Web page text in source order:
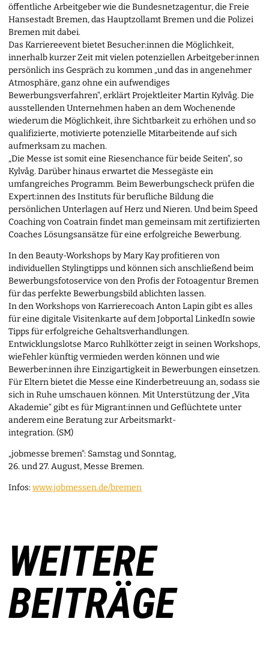
öffentliche Arbeitgeber wie die Bundesnetzagentur, die Freie
Hansestadt Bremen, das Hauptzollamt Bremen und die Polizei
Bremen mit dabei.
Das Karriereevent bietet Besucher:innen die Möglichkeit,
innerhalb kurzer Zeit mit vielen potenziellen Arbeitgeber:innen
persönlich ins Gespräch zu kommen „und das in angenehmer
Atmosphäre, ganz ohne ein aufwendiges
Bewerbungsverfahren“, erklärt Projektleiter Martin Kylvåg. Die
ausstellenden Unternehmen haben an dem Wochenende
wiederum die Möglichkeit, ihre Sichtbarkeit zu erhöhen und so
qualifizierte, motivierte potenzielle Mitarbeitende auf sich
aufmerksam zu machen.
„Die Messe ist somit eine Riesenchance für beide Seiten“, so
Kylvåg. Darüber hinaus erwartet die Messegäste ein
umfangreiches Programm. Beim Bewerbungscheck prüfen die
Expert:innen des Instituts für berufliche Bildung die
persönlichen Unterlagen auf Herz und Nieren. Und beim Speed
Coaching von Coatrain findet man gemeinsam mit zertifizierten
Coaches Lösungsansätze für eine erfolgreiche Bewerbung.
In den Beauty-Workshops by Mary Kay profitieren von
individuellen Stylingtipps und können sich anschließend beim
Bewerbungsfotoservice von den Profis der Fotoagentur Bremen
für das perfekte Bewerbungsbild ablichten lassen.
In den Workshops von Karrierecoach Anton Lapin gibt es alles
für eine digitale Visitenkarte auf dem Jobportal LinkedIn sowie
Tipps für erfolgreiche Gehaltsverhandlungen.
Entwicklungslotse Marco Ruhlkötter zeigt in seinen Workshops,
wieFehler künftig vermieden werden können und wie
Bewerber:innen ihre Einzigartigkeit in Bewerbungen einsetzen.
Für Eltern bietet die Messe eine Kinderbetreuung an, sodass sie
sich in Ruhe umschauen können. Mit Unterstützung der „Vita
Akademie“ gibt es für Migrant:innen und Geflüchtete unter
anderem eine Beratung zur Arbeitsmarkt-
integration. (SM)
„jobmesse bremen“: Samstag und Sonntag,
26. und 27. August, Messe Bremen.
Infos:www.jobmessen.de/bremen
WEITERE
BEITRÄGE